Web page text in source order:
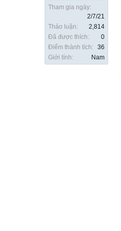
Tham gia ngày:
2/7/21
Thảo luận:
2,814
Đã được thích:
0
Điểm thành tích:
36
Giới tính:
Nam